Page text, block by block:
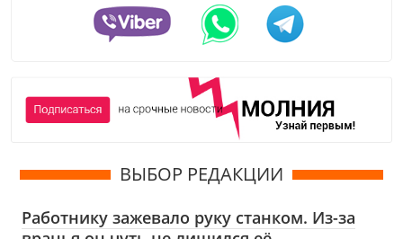
ВЫБОР РЕДАКЦИИ
Работнику зажевало руку станком. Из-за